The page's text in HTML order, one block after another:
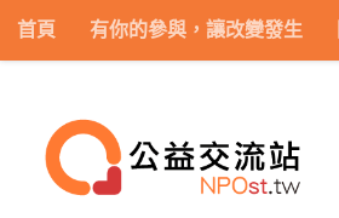
Skip to content
首頁 有你的參與，讓改變發生